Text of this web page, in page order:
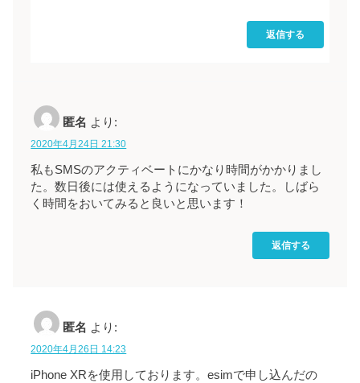
返信する
匿名 より:
2020年4月24日 21:30
私もSMSのアクティベートにかなり時間がかかりまし
た。数日後には使えるようになっていました。しばら
く時間をおいてみると良いと思います！
返信する
匿名 より:
2020年4月26日 14:23
iPhone XRを使用しております。esimで申し込んだの